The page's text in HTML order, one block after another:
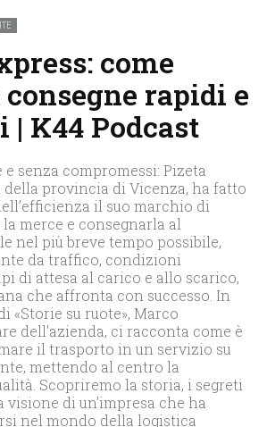
come
rapidi e
K44 Podcast
senza compromessi: Pizeta
della provincia di Vicenza, ha fatto
il suo marchio di
merce e consegnarla al
nel più breve tempo possibile,
da traffico, condizioni
di attesa al carico e allo scarico,
che affronta con successo. In
«Storie su ruote», Marco
dell'azienda, ci racconta come è
il trasporto in un servizio su
mettendo al centro la
Scopriremo la storia, i segreti
di un’impresa che ha
nel mondo della logistica